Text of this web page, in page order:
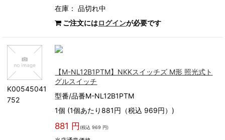
在庫：品切れ中
ご注文にはログインが必要です
K00545041
752
【M-NL12B1PTM】NKKスイッチズ M形 照光式ト
グルスイッチ
型番/品番M-NL12B1PTM
1個 (1個あたり881円（税込 969円）)
881 円 (税込 969 円)